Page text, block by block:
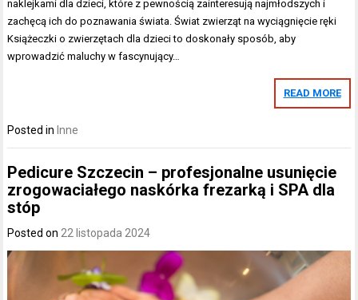
naklejkami dla dzieci, które z pewnością zainteresują najmłodszych i
zachęcą ich do poznawania świata. Świat zwierząt na wyciągnięcie ręki
Książeczki o zwierzętach dla dzieci to doskonały sposób, aby
wprowadzić maluchy w fascynujący…
READ MORE
Posted in Inne
Pedicure Szczecin – profesjonalne usunięcie
zrogowaciałego naskórka frezarką i SPA dla
stóp
Posted on22 listopada 2024